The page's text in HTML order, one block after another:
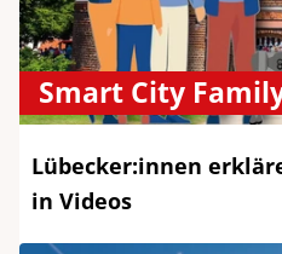
Smart City
Lübecker:innen
in Videos